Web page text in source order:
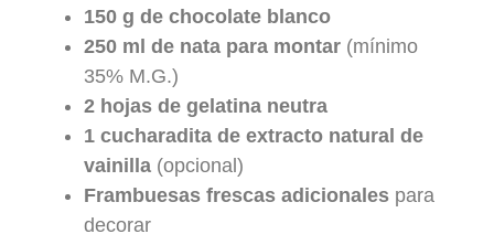
150 g de chocolate blanco
250 ml de nata para montar(mínimo
35% M.G.)
2 hojas de gelatina neutra
1 cucharadita de extracto natural de
vainilla(opcional)
Frambuesas frescas adicionalespara
decorar